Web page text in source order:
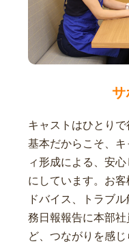
サ
キャストはひとり
基本だからこそ、
ィ形成による、安
にしています。お
ドバイス、トラブ
務日報報告に本部
ど、つながりを感